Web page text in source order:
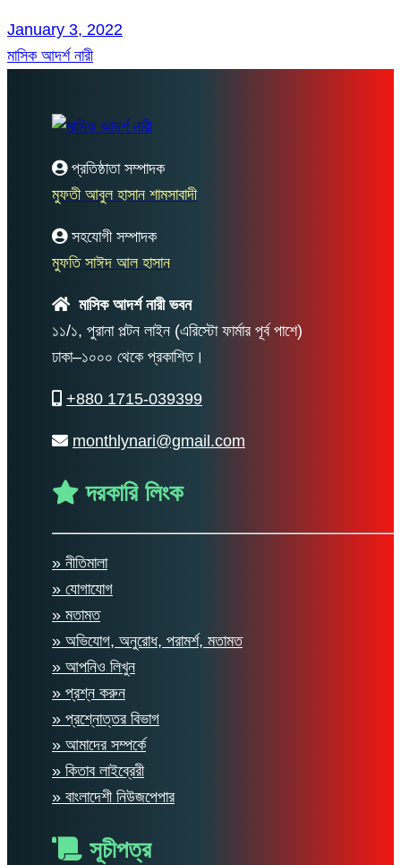
January 3, 2022
মাসিক আদর্শ নারী
প্রতিষ্ঠাতা সম্পাদক
মুফতী আবুল হাসান শামসাবাদী
সহযোগী সম্পাদক
মুফতি সাঈদ আল হাসান
মাসিক আদর্শ নারী ভবন
১১/১, পুরানা পল্টন লাইন (এরিস্টো ফার্মার পূর্ব পাশে)
ঢাকা–১০০০ থেকে প্রকাশিত।
+880 1715-039399
monthlynari@gmail.com
দরকারি লিংক
» নীতিমালা
» যোগাযোগ
» মতামত
» অভিযোগ, অনুরোধ, পরামর্শ, মতামত
» আপনিও লিখুন
» প্রশ্ন করুন
» প্রশ্নোত্তর বিভাগ
» আমাদের সম্পর্কে
» কিতাব লাইব্রেরী
» বাংলাদেশী নিউজপেপার
সূচীপত্র